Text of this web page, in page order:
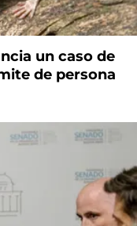
un caso de
de persona